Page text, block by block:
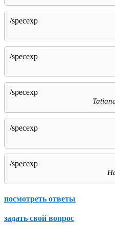
/specexp
/specexp
/specexp
/specexp
/specexp
посмотреть ответы
задать свой вопрос